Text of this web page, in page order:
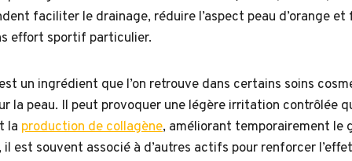
faciliter le drainage, réduire l’aspect peau d’orange
effort sportif particulier.
un ingrédient que l’on retrouve dans certains soins
la peau. Il peut provoquer une légère irritation contrôlée
la production de collagène, améliorant temporairement le
est souvent associé à d’autres actifs pour renforcer